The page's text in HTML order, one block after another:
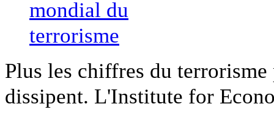
Plus les chiffres du
dissipent. L'Institute for